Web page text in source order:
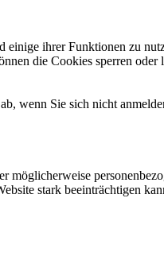
ihrer Funktionen zu
die Cookies sperren
wenn Sie sich nicht
stark beeinträchtigen